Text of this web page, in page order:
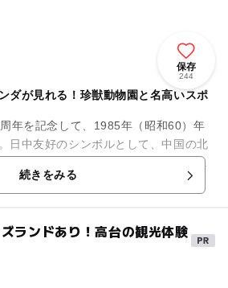
保存
244
ダが見れる！珍獣動物園と名高いスポ
年を記念して、1985年（昭和60）年
日中友好のシンボルとして、中国の北
ンダの寄贈を受けました。毎年、繁殖
続きをみる
ランドあり！高台の観光体験